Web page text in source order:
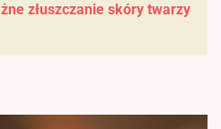
złuszczanie skóry twarzy